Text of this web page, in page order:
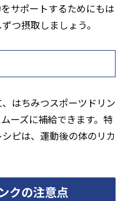
サポートするためにもは
つ摂取しましょう。
はちみつスポーツドリン
ーズに補給できます。特
ピは、運動後の体のリカ
クの注意点